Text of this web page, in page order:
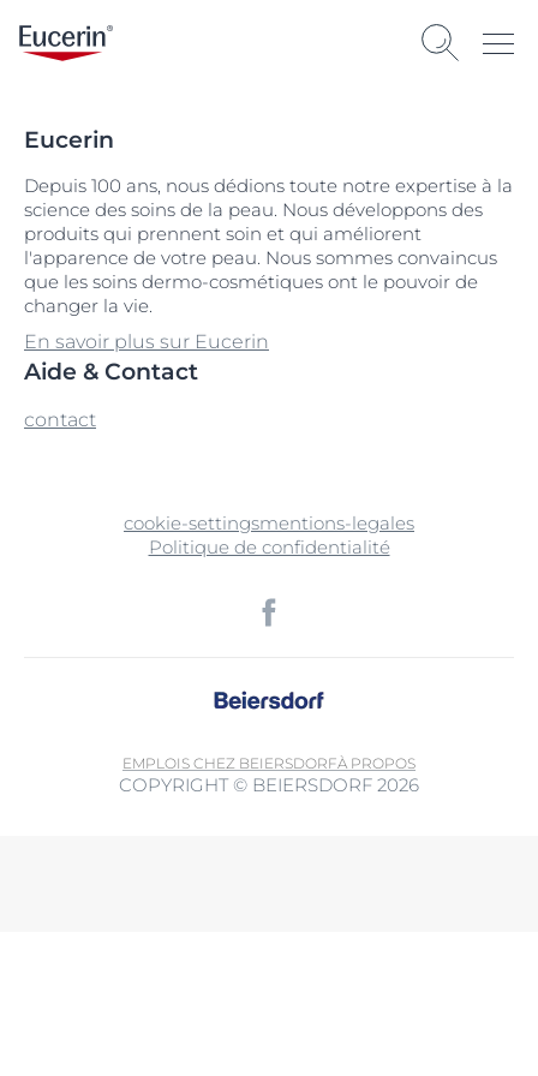
Eucerin
Depuis 100 ans, nous dédions toute notre expertise à la
science des soins de la peau. Nous développons des
produits qui prennent soin et qui améliorent
l'apparence de votre peau. Nous sommes convaincus
que les soins dermo-cosmétiques ont le pouvoir de
changer la vie.
En savoir plus sur Eucerin
Aide & Contact
contact
cookie-settingsmentions-legales
Politique de confidentialité
EMPLOIS CHEZ BEIERSDORFÀ PROPOS
COPYRIGHT © BEIERSDORF 2026